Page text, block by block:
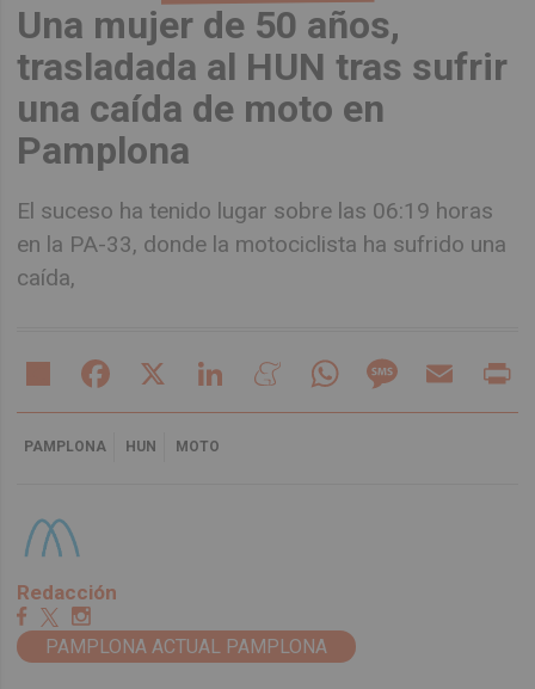
Una mujer de 50 años,
trasladada al HUN tras sufrir
una caída de moto en
Pamplona
El suceso ha tenido lugar sobre las 06:19 horas
en la PA-33, donde la motociclista ha sufrido una
caída,
Share Facebook LinkedIn MeneameWhatsAppMessageEmail
PAMPLONA HUN MOTO
Redacción
PAMPLONA ACTUAL PAMPLONA